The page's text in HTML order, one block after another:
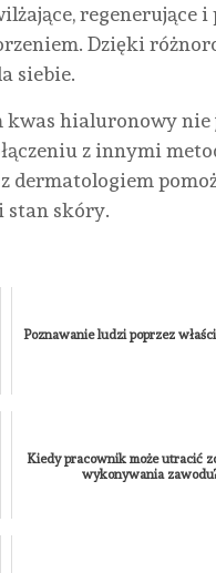
regenerujące
Dzięki
siebie.
kwas hialuronowy
z innymi
dermatologiem
stan skóry.
Poznawanie ludzi poprzez
Kiedy pracownik może utracić
wykonywania